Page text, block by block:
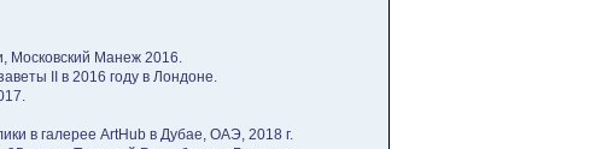
Московский Манеж 2016.
II в 2016 году в Лондоне.
в галерее ArtHub в Дубае, ОАЭ, 2018 г.